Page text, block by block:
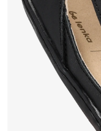
Vaše meno a priezvisko